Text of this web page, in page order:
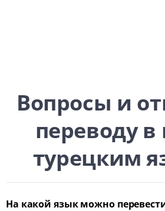
Вопросы и
переводу в
турецким
На какой язык можно